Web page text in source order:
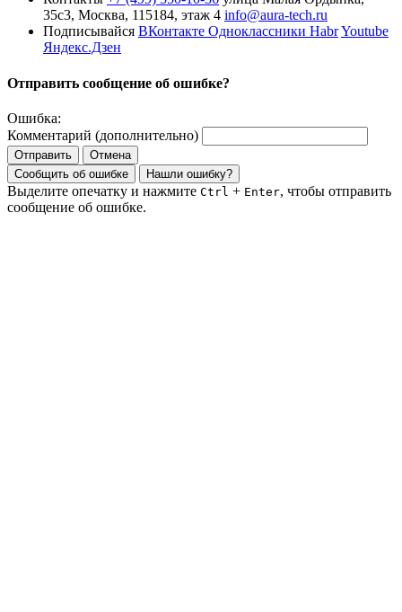
35с3, Москва, 115184, этаж 4 info@aura-tech.ru
Подписывайся ВКонтакте Одноклассники HabrYoutube
Яндекс.Дзен
Отправить сообщение об ошибке?
Ошибка:
Комментарий (дополнительно)
Отправить
Отмена
Сообщить об ошибке
Нашли ошибку?
Выделите опечатку и нажмите Ctrl + Enter, чтобы отправить
сообщение об ошибке.